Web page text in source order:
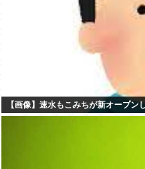
【画像】速水もこみちが新オープン